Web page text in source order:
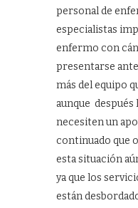
personal de
especialistas
enfermo con
presentarse
más del equipo
aunque después
necesiten un
continuado que
esta situación
ya que los
están